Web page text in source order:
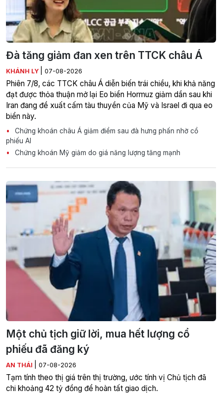
Đà tăng giảm đan xen trên TTCK châu Á
KHÁNH LY 07-08-2026
Phiên 7/8, các TTCK châu Á diễn biến trái chiều, khi khả năng
đạt được thỏa thuận mở lại Eo biển Hormuz giảm dần sau khi
Iran đang đề xuất cấm tàu thuyền của Mỹ và Israel đi qua eo
biển này.
Chứng khoán châu Á giảm điểm sau đà hưng phấn nhờ cổ
phiếu AI
Chứng khoán Mỹ giảm do giá năng lượng tăng mạnh
Một chủ tịch giữ lời, mua hết lượng cổ
phiếu đã đăng ký
AN THÁI 07-08-2026
Tạm tính theo thị giá trên thị trường, ước tính vị Chủ tịch đã
chi khoảng 42 tỷ đồng để hoàn tất giao dịch.